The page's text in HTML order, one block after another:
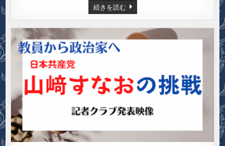
続きを読む期
待
の
人
ふ
Ｓ
に
注
目！